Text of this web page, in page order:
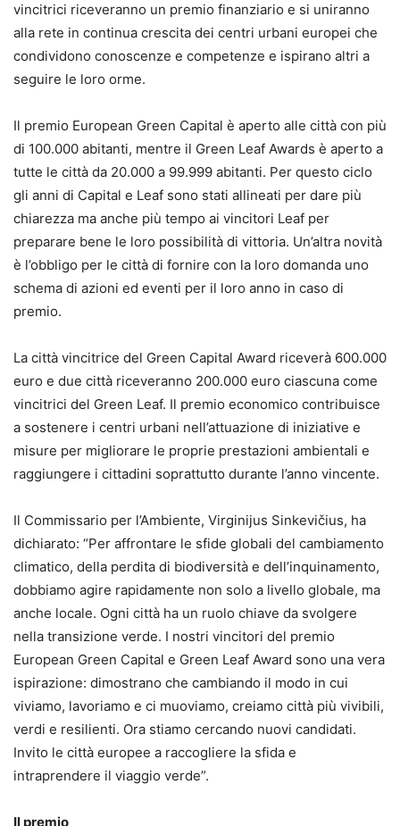
vincitrici riceveranno un premio finanziario e si uniranno
alla rete in continua crescita dei centri urbani europei che
condividono conoscenze e competenze e ispirano altri a
seguire le loro orme.
Il premio European Green Capital è aperto alle città con più
di 100.000 abitanti, mentre il Green Leaf Awards è aperto a
tutte le città da 20.000 a 99.999 abitanti. Per questo ciclo
gli anni di Capital e Leaf sono stati allineati per dare più
chiarezza ma anche più tempo ai vincitori Leaf per
preparare bene le loro possibilità di vittoria. Un’altra novità
è l’obbligo per le città di fornire con la loro domanda uno
schema di azioni ed eventi per il loro anno in caso di
premio.
La città vincitrice del Green Capital Award riceverà 600.000
euro e due città riceveranno 200.000 euro ciascuna come
vincitrici del Green Leaf. Il premio economico contribuisce
a sostenere i centri urbani nell’attuazione di iniziative e
misure per migliorare le proprie prestazioni ambientali e
raggiungere i cittadini soprattutto durante l’anno vincente.
Il Commissario per l’Ambiente, Virginijus Sinkevičius, ha
dichiarato: “Per affrontare le sfide globali del cambiamento
climatico, della perdita di biodiversità e dell’inquinamento,
dobbiamo agire rapidamente non solo a livello globale, ma
anche locale. Ogni città ha un ruolo chiave da svolgere
nella transizione verde. I nostri vincitori del premio
European Green Capital e Green Leaf Award sono una vera
ispirazione: dimostrano che cambiando il modo in cui
viviamo, lavoriamo e ci muoviamo, creiamo città più vivibili,
verdi e resilienti. Ora stiamo cercando nuovi candidati.
Invito le città europee a raccogliere la sfida e
intraprendere il viaggio verde”.
Il premio